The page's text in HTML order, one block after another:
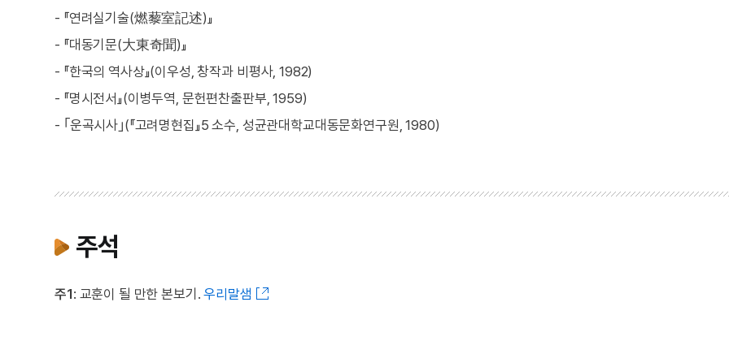
- 『연려실기술(燃藜室記述)』
- 『대동기문(大東奇聞)』
- 『한국의 역사상』(이우성, 창작과 비평사, 1982)
- 『명시전서』(이병두역, 문헌편찬출판부, 1959)
- ｢운곡시사｣(『고려명현집』5 소수, 성균관대학교대동문화연구원, 1980)
주석
주1: 교훈이 될 만한 본보기.우리말샘